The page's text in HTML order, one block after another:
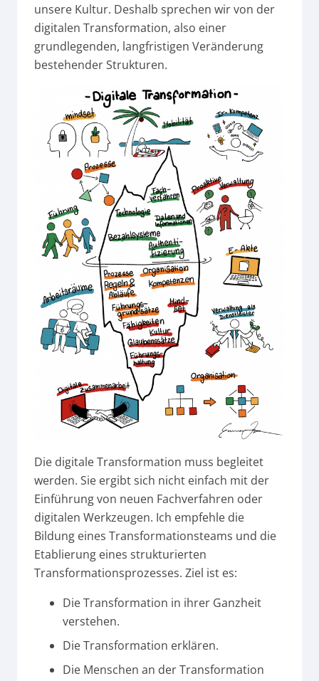
unsere Kultur. Deshalb sprechen wir von der
digitalen Transformation, also einer
grundlegenden, langfristigen Veränderung
bestehender Strukturen.
Die digitale Transformation muss begleitet
werden. Sie ergibt sich nicht einfach mit der
Einführung von neuen Fachverfahren oder
digitalen Werkzeugen. Ich empfehle die
Bildung eines Transformationsteams und die
Etablierung eines strukturierten
Transformationsprozesses. Ziel ist es:
Die Transformation in ihrer Ganzheit
verstehen.
Die Transformation erklären.
Die Menschen an der Transformation